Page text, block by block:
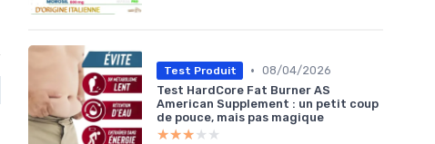
Test Produit • 08/04/2026
Test HardCore Fat Burner AS
American Supplement : un petit coup
de pouce, mais pas magique
★★★★★
★★★★★